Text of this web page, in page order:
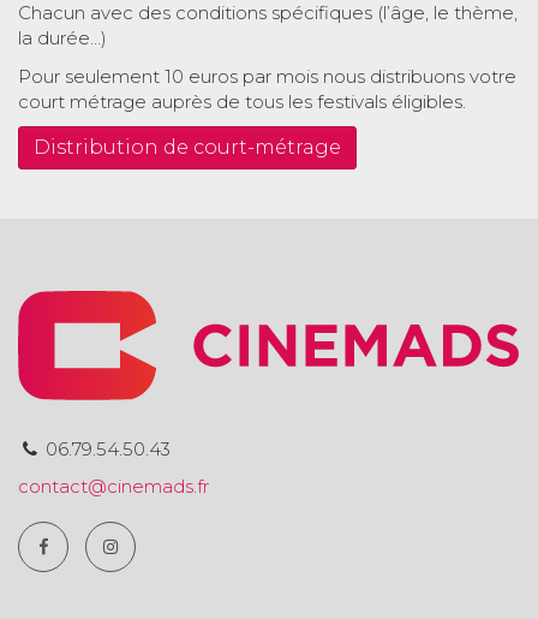
Chacun avec des conditions spécifiques (l’âge, le thème,
la durée…)
Pour seulement 10 euros par mois nous distribuons votre
court métrage auprès de tous les festivals éligibles.
Distribution de court-métrage
06.79.54.50.43
contact@cinemads.fr